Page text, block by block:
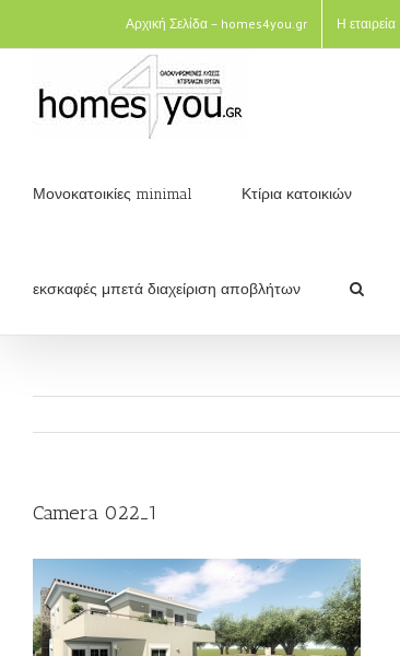
Αρχική Σελίδα – homes4you.gr Η εταιρεία
Μονοκατοικίες minimal Κτίρια κατοικιών
εκσκαφές μπετά διαχείριση αποβλήτων
Camera 022_1